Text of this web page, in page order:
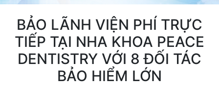
BẢO LÃNH VIỆN PHÍ TRỰC
TIẾP TẠI NHA KHOA PEACE
DENTISTRY VỚI 8 ĐỐI TÁC
BẢO HIỂM LỚN